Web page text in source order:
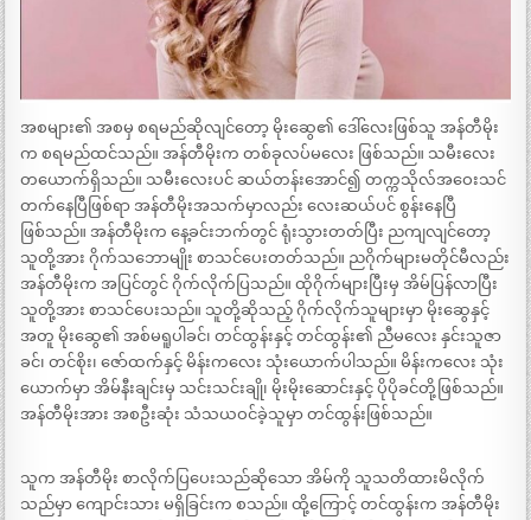
အစများ၏ အစမှ စရမည်ဆိုလျင်တော့ မိုးဆွေ၏ ဒေါ်လေးဖြစ်သူ အန်တီမိုး
က စရမည်ထင်သည်။ အန်တီမိုးက တစ်ခုလပ်မလေး ဖြစ်သည်။ သမီးလေး
တယောက်ရှိသည်။ သမီးလေးပင် ဆယ်တန်းအောင်၍ တက္ကသိုလ်အဝေးသင်
တက်နေပြီဖြစ်ရာ အန်တီမိုးအသက်မှာလည်း လေးဆယ်ပင် စွန်းနေပြီ
ဖြစ်သည်။ အန်တီမိုးက နေ့ခင်းဘက်တွင် ရုံးသွားတတ်ပြီး ညကျလျင်တော့
သူတို့အား ဂိုက်သဘောမျိုး စာသင်ပေးတတ်သည်။ ညဂိုက်များမတိုင်မီလည်း
အန်တီမိုးက အပြင်တွင် ဂိုက်လိုက်ပြသည်။ ထိုဂိုက်များပြီးမှ အိမ်ပြန်လာပြီး
သူတို့အား စာသင်ပေးသည်။ သူတို့ဆိုသည့် ဂိုက်လိုက်သူများမှာ မိုးဆွေနှင့်
အတူ မိုးဆွေ၏ အစ်မရူပါခင်၊ တင်ထွန်းနှင့် တင်ထွန်း၏ ညီမလေး နှင်းသူဇာ
ခင်၊ တင်စိုး၊ ဇော်ထက်နှင့် မိန်းကလေး သုံးယောက်ပါသည်။ မိန်းကလေး သုံး
ယောက်မှာ အိမ်နီးချင်းမှ သင်းသင်းချို၊ မိုးမိုးဆောင်းနှင့် ပိုပိုခင်တို့ဖြစ်သည်။
အန်တီမိုးအား အစဦးဆုံး သံသယဝင်ခဲ့သူမှာ တင်ထွန်းဖြစ်သည်။
သူက အန်တီမိုး စာလိုက်ပြပေးသည်ဆိုသော အိမ်ကို သူသတိထားမိလိုက်
သည်မှာ ကျောင်းသား မရှိခြင်းက စသည်။ ထို့ကြောင့် တင်ထွန်းက အန်တီမိုး